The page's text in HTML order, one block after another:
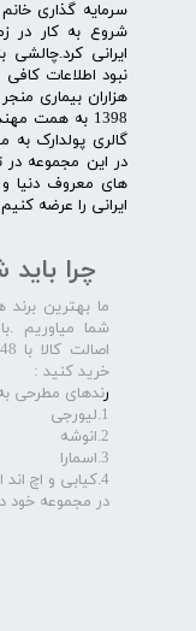
سرمایه گذاری
شروع به کار در
ایرانی
نبود اطلاعات
هزاران بیماری
1398 به همت
گالری پولدارک به
در این مجموعه در
های معروف دنیا و
ایرانی را عرضه
چرا
ما بهترین
شما میاوریم
خرید کنید :
رندهای مطرحی
1.لیورجی
2.انوشه
3.اسمارا
4.کیابی و اچ اند ام و ...
در مجموعه خود